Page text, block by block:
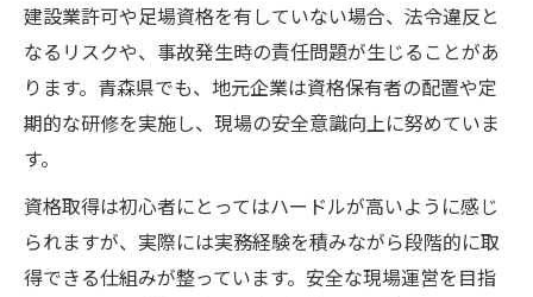
建設業許可や足場資格を有していない場合、法令違反と
なるリスクや、事故発生時の責任問題が生じることがあ
ります。青森県でも、地元企業は資格保有者の配置や定
期的な研修を実施し、現場の安全意識向上に努めていま
す。
資格取得は初心者にとってはハードルが高いように感じ
られますが、実際には実務経験を積みながら段階的に取
得できる仕組みが整っています。安全な現場運営を目指